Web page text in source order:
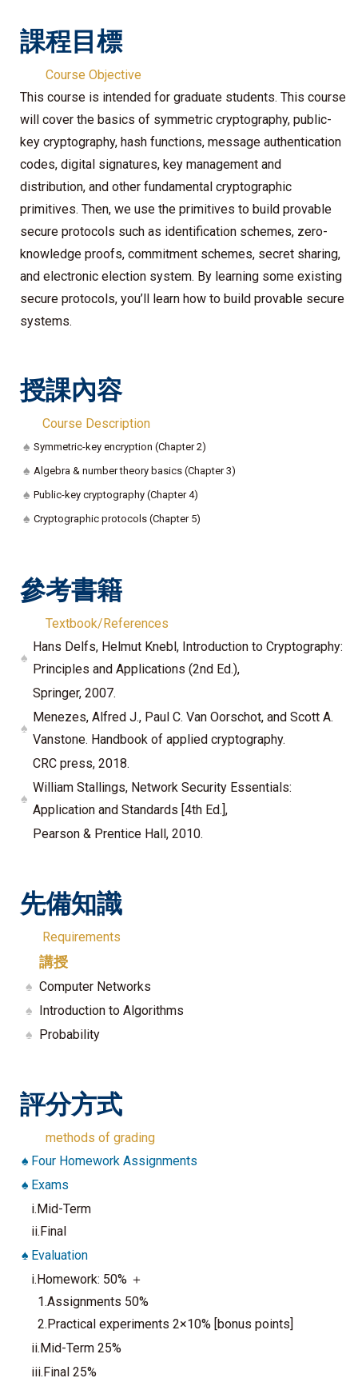
課程目標
Course Objective
This course is intended for graduate students. This course
will cover the basics of symmetric cryptography, public-
key cryptography, hash functions, message authentication
codes, digital signatures, key management and
distribution, and other fundamental cryptographic
primitives. Then, we use the primitives to build provable
secure protocols such as identification schemes, zero-
knowledge proofs, commitment schemes, secret sharing,
and electronic election system. By learning some existing
secure protocols, you’ll learn how to build provable secure
systems.
授課內容
Course Description
♠ Symmetric-key encryption (Chapter 2)
♠ Algebra & number theory basics (Chapter 3)
♠ Public-key cryptography (Chapter 4)
♠ Cryptographic protocols (Chapter 5)
參考書籍
Textbook/References
♠
Hans Delfs, Helmut Knebl, Introduction to Cryptography:
Principles and Applications (2nd Ed.),
Springer, 2007.
♠
Menezes, Alfred J., Paul C. Van Oorschot, and Scott A.
Vanstone. Handbook of applied cryptography.
CRC press, 2018.
♠
William Stallings, Network Security Essentials:
Application and Standards [4th Ed.],
Pearson & Prentice Hall, 2010.
先備知識
Requirements
講授
♠ Computer Networks
♠ Introduction to Algorithms
♠ Probability
評分方式
methods of grading
♠ Four Homework Assignments
♠ Exams
i.Mid-Term
ii.Final
♠ Evaluation
i.Homework: 50% ＋
1.Assignments 50%
2.Practical experiments 2×10% [bonus points]
ii.Mid-Term 25%
iii.Final 25%